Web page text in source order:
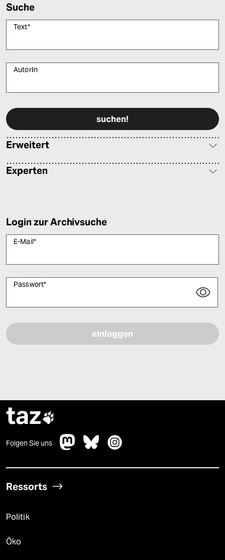
Suche
Text*
AutorIn
Erweitert
Experten
Login zur Archivsuche
E-Mail*
Passwort*
taz
Folgen Sie uns
Ressorts
Politik
Öko